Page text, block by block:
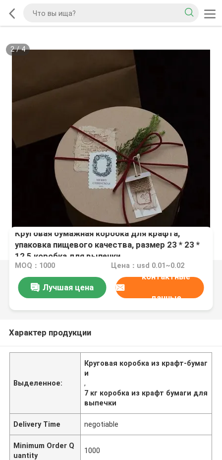
2/4
Круговая бумажная коробка для крафта,
упаковка пищевого качества, размер 23 * 23 *
12,5 коробка для выпечки
MOQ：1000 Цена：usd 0.01~0.02
Лучшая цена
контактные
данные
Характер продукции
Выделенное:
Круговая коробка из крафт-бумаг
и
,
7 кг коробка из крафт бумаги для
выпечки
Delivery Time negotiable
Minimum Order Q
uantity
1000